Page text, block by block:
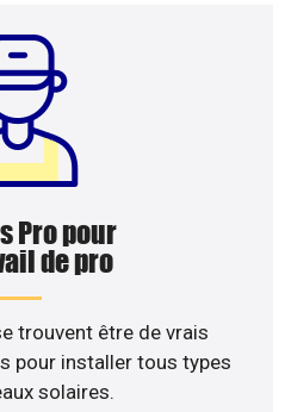
Pro pour
de pro
trouvent être de vrais
pour installer tous types
solaires.